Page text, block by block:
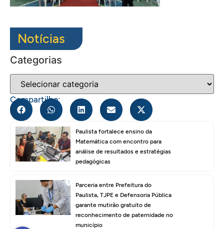
Notícias
Categorias
Compartilhe:
Paulista fortalece ensino da
Matemática com encontro para
análise de resultados e estratégias
pedagógicas
Parceria entre Prefeitura do
Paulista, TJPE e Defensoria Pública
garante mutirão gratuito de
reconhecimento de paternidade no
município